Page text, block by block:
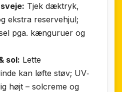
Tjek dæktryk,
ekstra reservehjul;
pga. kænguruer og
sol: Lette
kan løfte støv; UV‐
højt – solcreme og